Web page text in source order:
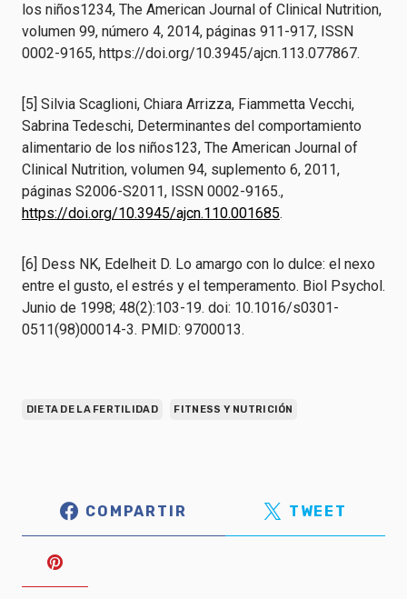
los niños1234, The American Journal of Clinical Nutrition,
volumen 99, número 4, 2014, páginas 911-917, ISSN
0002-9165, https://doi.org/10.3945/ajcn.113.077867.
[5] Silvia Scaglioni, Chiara Arrizza, Fiammetta Vecchi,
Sabrina Tedeschi, Determinantes del comportamiento
alimentario de los niños123, The American Journal of
Clinical Nutrition, volumen 94, suplemento 6, 2011,
páginas S2006-S2011, ISSN 0002-9165.,
https://doi.org/10.3945/ajcn.110.001685.
[6] Dess NK, Edelheit D. Lo amargo con lo dulce: el nexo
entre el gusto, el estrés y el temperamento. Biol Psychol.
Junio de 1998; 48(2):103-19. doi: 10.1016/s0301-
0511(98)00014-3. PMID: 9700013.
DIETA DE LA FERTILIDAD FITNESS Y NUTRICIÓN
COMPARTIR TWEET